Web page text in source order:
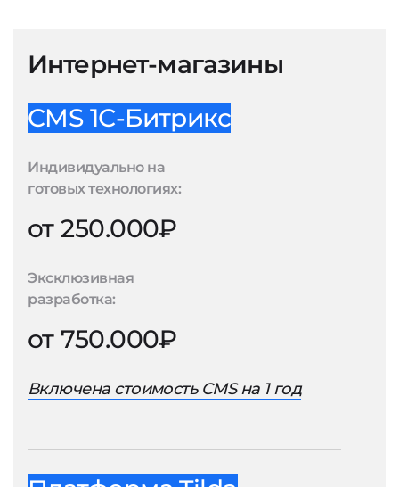
Интернет-магазины
CMS 1С-Битрикс
Индивидуально на
готовых технологиях:
от 250.000₽
Эксклюзивная
разработка:
от 750.000₽
Включена стоимость CMS на 1 год